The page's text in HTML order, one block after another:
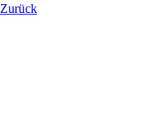
Zurück